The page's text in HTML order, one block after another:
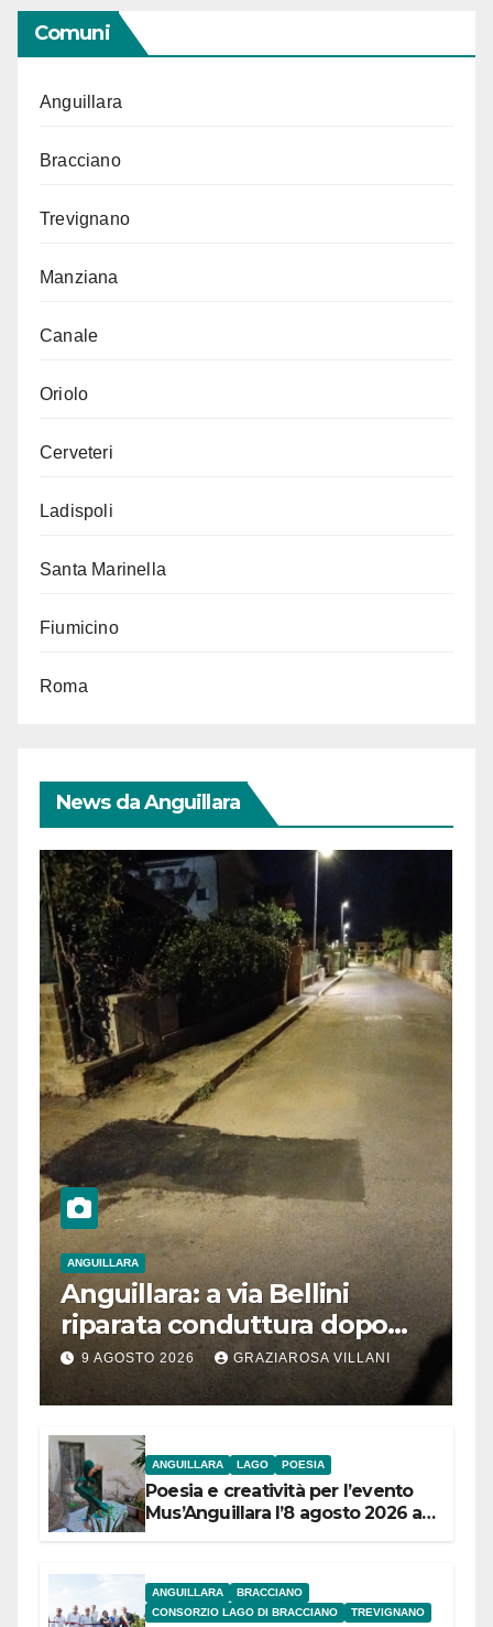
Comuni
Anguillara
Bracciano
Trevignano
Manziana
Canale
Oriolo
Cerveteri
Ladispoli
Santa Marinella
Fiumicino
Roma
News da Anguillara
ANGUILLARA
Anguillara: a via Bellini
riparata conduttura dopo
segnalazione IdD
9 AGOSTO 2026 GRAZIAROSA VILLANI
ANGUILLARA LAGO POESIA
Poesia e creatività per l’evento
Mus’Anguillara l’8 agosto 2026 al
ANGUILLARA
BRACCIANO
CONSORZIO LAGO DI BRACCIANO
TREVIGNANO